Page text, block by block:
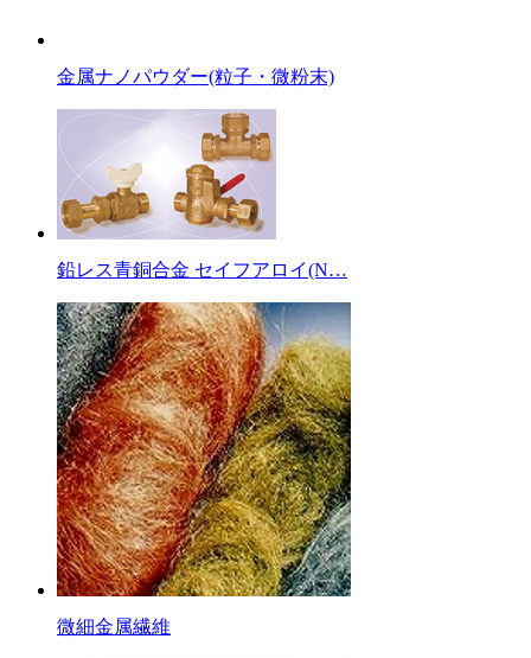
金属ナノパウダー(粒子・微粉末)
鉛レス青銅合金 セイフアロイ(N…
微細金属繊維